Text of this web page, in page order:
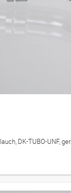
DK-TUBO-UNF,